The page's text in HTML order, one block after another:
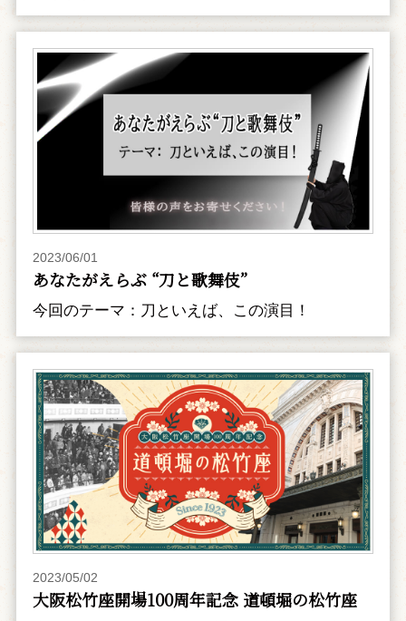
2023/06/01
あなたがえらぶ “刀と歌舞伎”
今回のテーマ：刀といえば、この演目！
2023/05/02
大阪松竹座開場100周年記念 道頓堀の松竹座